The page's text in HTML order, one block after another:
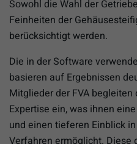
Sowohl die Wahl der
Feinheiten der
berücksichtigt werden.
Die in der Software
basieren auf Ergebnissen
Mitglieder der FVA
Expertise ein, was ihnen
und einen tieferen Einblick
Verfahren ermöglicht. Diese